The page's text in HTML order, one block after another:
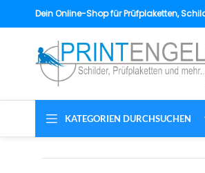
DeinOnline-Shop für Prüfplaketten,
KATEGORIEN DURCHSUCHEN